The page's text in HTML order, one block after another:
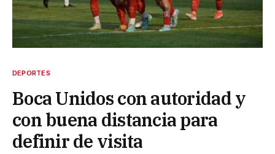
DEPORTES
Boca Unidos con autoridad y
con buena distancia para
definir de visita